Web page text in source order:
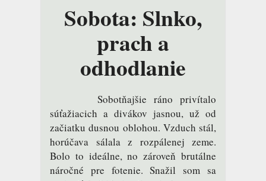
Sobota: Slnko,
prach a
odhodlanie
Sobotňajšie ráno privítalo
súťažiacich a divákov jasnou, už od
začiatku dusnou oblohou. Vzduch stál,
horúčava sálala z rozpálenej zeme.
Bolo to ideálne, no zároveň brutálne
náročné pre fotenie. Snažil som sa